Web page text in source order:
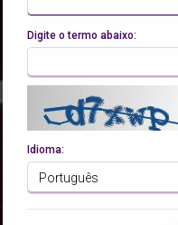
Digite o termo abaixo:
Idioma: